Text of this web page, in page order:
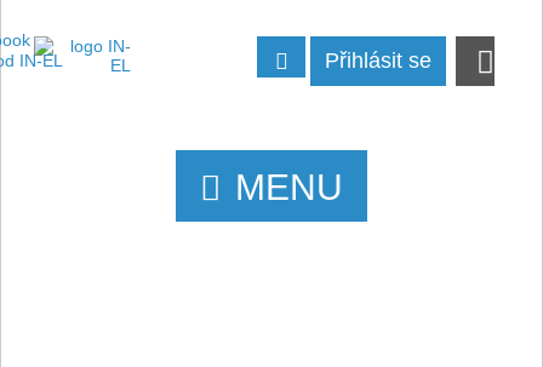
Přihlásit se
MENU